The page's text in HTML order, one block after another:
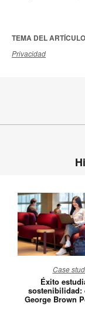
TEMA DEL ARTÍCULO
Privacidad
y
Case
Éxito
sostenibilidad:
George Brown